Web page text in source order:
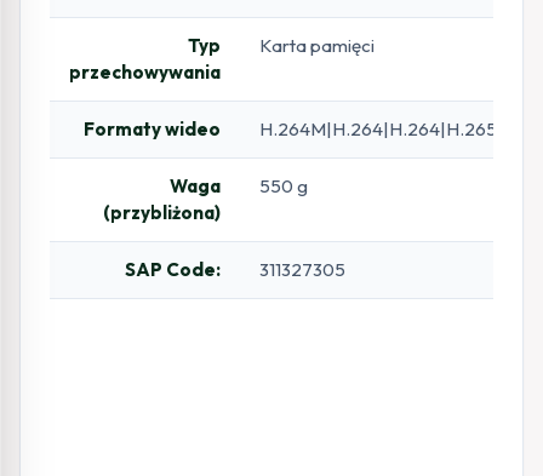
Typ
przechowywania
Karta pamięci
Formaty wideo
Waga
(przybliżona)
550 g
SAP Code: 311327305